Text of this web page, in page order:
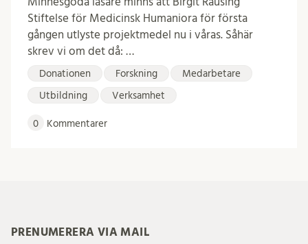
Stiftelse för Medicinsk Humaniora för första
gången utlyste projektmedel nu i våras. Såhär
skrev vi om det då: …
Donationen Forskning Medarbetare
Utbildning Verksamhet
0 Kommentarer
PRENUMERERA VIA MAIL